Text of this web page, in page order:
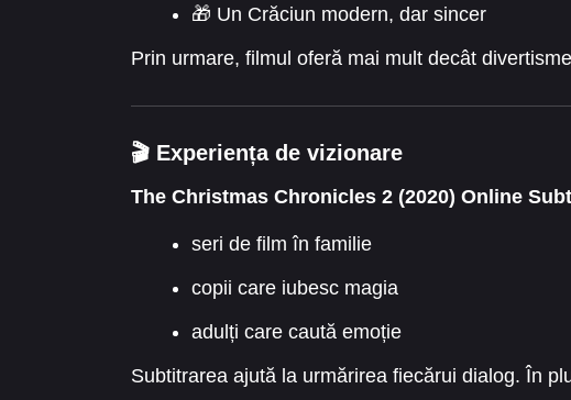
🎁 Un Crăciun modern, dar sincer
Prin urmare, filmul oferă mai mult decât
🎬 Experiența de vizionare
The Christmas Chronicles 2 (2020) Online
seri de film în familie
copii care iubesc magia
adulți care caută emoție
Subtitrarea ajută la urmărirea fiecărui dialog. În